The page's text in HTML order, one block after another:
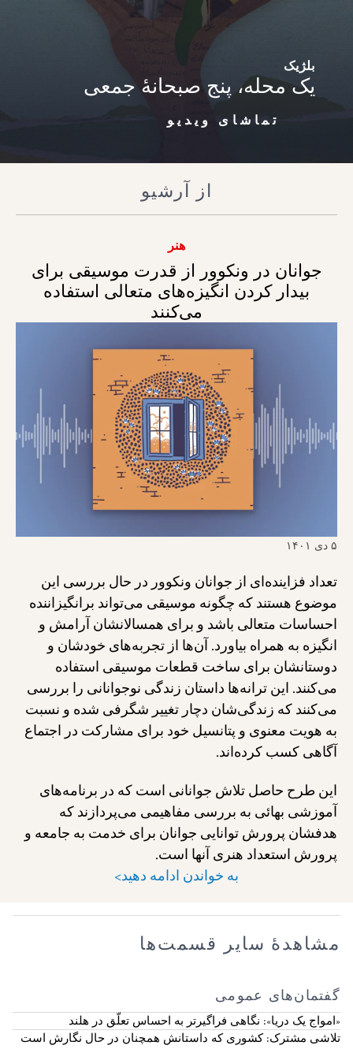
بلژیک
یک محله، پنج صبحانهٔ جمعی
تماشای ویدیو
از آرشیو
هنر
جوانان در ونکوور از قدرت موسیقی برای
بیدار کردن انگیزه‌های متعالی استفاده
می‌کنند
۵ دی ۱۴۰۱
تعداد فزاینده‌ای از جوانان ونکوور در حال بررسی این
موضوع هستند که چگونه موسیقی می‌تواند برانگیزاننده
احساسات متعالی باشد و برای همسالانشان آرامش و
انگیزه به همراه بیاورد. آن‌ها از تجربه‌های خودشان و
دوستانشان برای ساخت قطعات موسیقی استفاده
می‌کنند. این ترانه‌ها داستان زندگی نوجوانانی را بررسی
می‌کنند که زندگی‌شان دچار تغییر شگرفی شده و نسبت
به هویت معنوی و پتانسیل خود برای مشارکت در اجتماع
آگاهی کسب کرده‌اند.
این طرح حاصل تلاش جوانانی است که در برنامه‌های
آموزشی بهائی به بررسی مفاهیمی می‌پردازند که
هدفشان پرورش توانایی جوانان برای خدمت به جامعه و
پرورش استعداد هنری آنها است.
به خواندن ادامه دهید>
مشاهدهٔ سایر قسمت‌ها
گفتمان‌های عمومی
‏«امواج یک دریا»: نگاهی فراگیرتر به احساس تعلّق در هلند
تلاشی مشترک: کشوری که داستانش همچنان در حال نگارش است